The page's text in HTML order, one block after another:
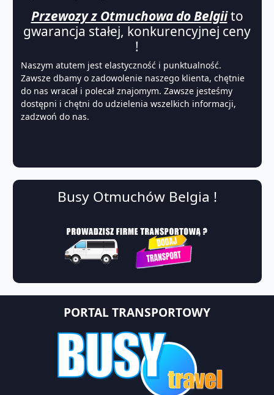
Przewozy z Otmuchowa do Belgiito
gwarancja stałej, konkurencyjnej ceny
!
Naszym atutem jest elastyczność i punktualność.
Zawsze dbamy o zadowolenie naszego klienta, chętnie
do nas wracał i polecał znajomym. Zawsze jesteśmy
dostępni i chętni do udzielenia wszelkich informacji,
zadzwoń do nas.
Busy Otmuchów Belgia !
PORTAL TRANSPORTOWY